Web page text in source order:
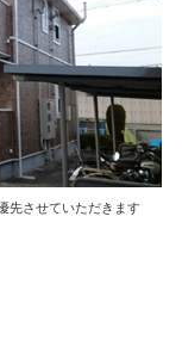
先させていただきます